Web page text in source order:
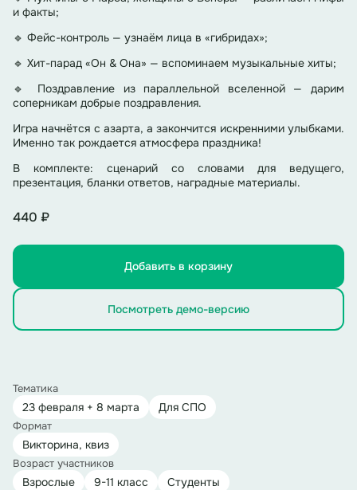
и факты;
🔹 Фейс-контроль — узнаём лица в «гибридах»;
🔹 Хит-парад «Он & Она» — вспоминаем музыкальные хиты;
🔹 Поздравление из параллельной вселенной — дарим
соперникам добрые поздравления.
Игра начнётся с азарта, а закончится искренними улыбками.
Именно так рождается атмосфера праздника!
В комплекте: сценарий со словами для ведущего,
презентация, бланки ответов, наградные материалы.
440 ₽
Добавить в корзину
Посмотреть демо-версию
Тематика
23 февраля + 8 марта Для СПО
Формат
Викторина, квиз
Возраст участников
Взрослые 9-11 класс Студенты